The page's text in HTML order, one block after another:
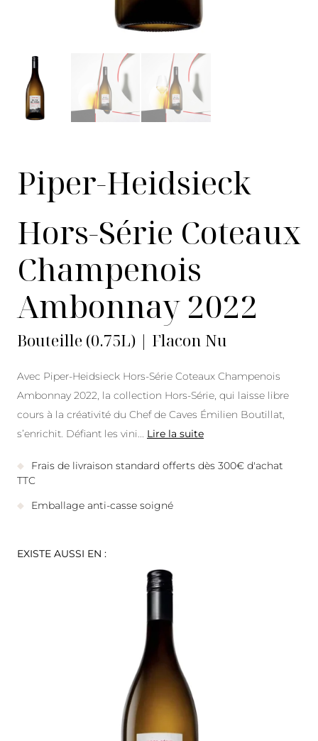
Piper-Heidsieck
Hors-Série Coteaux
Champenois
Ambonnay 2022
Bouteille (0.75L) | Flacon Nu
Avec Piper-Heidsieck Hors-Série Coteaux Champenois
Ambonnay 2022, la collection Hors-Série, qui laisse libre
cours à la créativité du Chef de Caves Émilien Boutillat,
s’enrichit. Défiant les vini
Lire la suite
Frais de livraison standard offerts dès 300€ d'achat
TTC
Emballage anti-casse soigné
EXISTE AUSSI EN :